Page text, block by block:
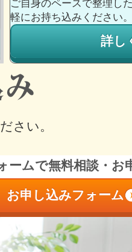
ご自身のペースで整理し
軽にお持ち込みください。
詳し
さい。
ームで無料相談・お
お申し込みフォーム